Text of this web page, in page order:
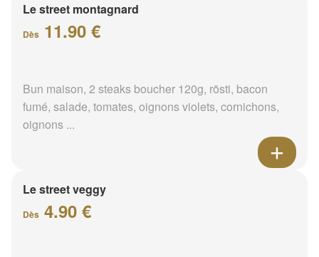
Le street montagnard
Dès 11.90 €
Bun maison, 2 steaks boucher 120g, rösti, bacon
fumé, salade, tomates, oignons violets, cornichons,
oignons ...
Le street veggy
Dès 4.90 €